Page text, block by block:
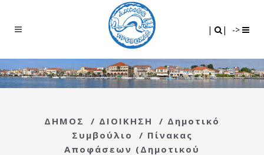
| | ->
ΔΗΜΟΣ / ΔΙΟΙΚΗΣΗ / Δημοτικό
Συμβούλιο
/ Πίνακας
Αποφάσεων (Δημοτικού